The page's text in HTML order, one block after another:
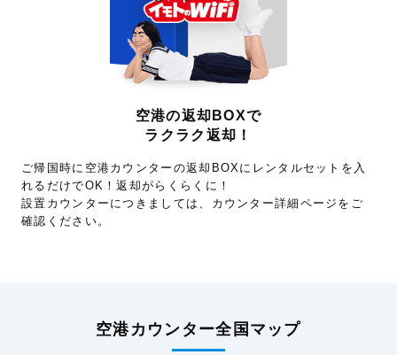
空港の返却BOXで
ラクラク返却！
ご帰国時に空港カウンターの返却BOXにレンタルセットを入
れるだけでOK！返却がらくらくに！
設置カウンターにつきましては、カウンター詳細ページをご
確認ください。
空港カウンター全国マップ